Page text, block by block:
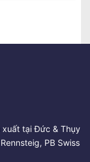
xuất tại Đức & Thụy
PB Swiss